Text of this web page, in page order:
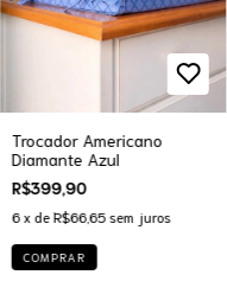
Trocador Americano
Diamante Azul
R$399,90
6 x de R$66,65 sem juros
COMPRAR